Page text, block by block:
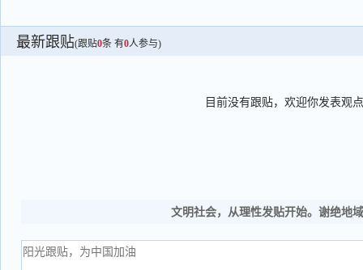
最新跟贴(跟贴0条 有0人参与)
目前没有跟贴，欢迎你发表观点
文明社会，从理性发贴开始。谢绝地